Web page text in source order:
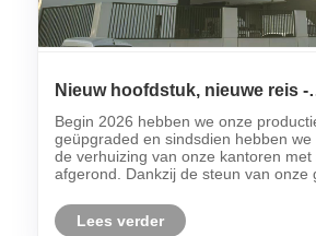
Nieuw hoofdstuk, nieuwe reis -
Kledingfabrikant in China,
bedienen van wereldwijde
Begin 2026 hebben we onze
geüpgraded en sindsdien hebben
de verhuizing van onze kantoren met
afgerond. Dankzij de steun van onze
groei, hebben we onszelf gevestigd
toonaangevende onderneming i......
Lees verder